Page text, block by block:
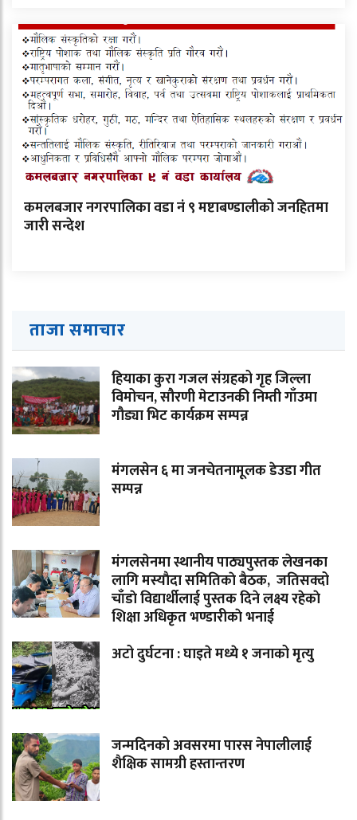
कमलबजार नगरपालिका वडा नं ९ मष्टाबण्डालीको जनहितमा
जारी सन्देश
ताजा समाचार
हियाका कुरा गजल संग्रहको गृह जिल्ला
विमोचन, सौरणी मेटाउनकी निम्ती गाँउमा
गौड्या भिट कार्यक्रम सम्पन्न
मंगलसेन ६ मा जनचेतनामूलक डेउडा गीत
सम्पन्न
मंगलसेनमा स्थानीय पाठ्यपुस्तक लेखनका
लागि मस्याैदा समितिकाे बैठक, जतिसक्दो
चाँडाे विद्यार्थीलाई पुस्तक दिने लक्ष्य रहेकाे
शिक्षा अधिकृत भण्डारीकाे भनाई
अटो दुर्घटना : घाइते मध्ये १ जनाको मृत्यु
जन्मदिनको अवसरमा पारस नेपालीलाई
शैक्षिक सामग्री हस्तान्तरण